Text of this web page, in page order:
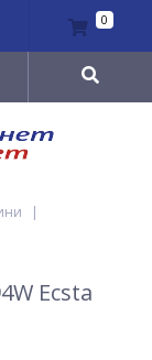
0
|
Ecsta